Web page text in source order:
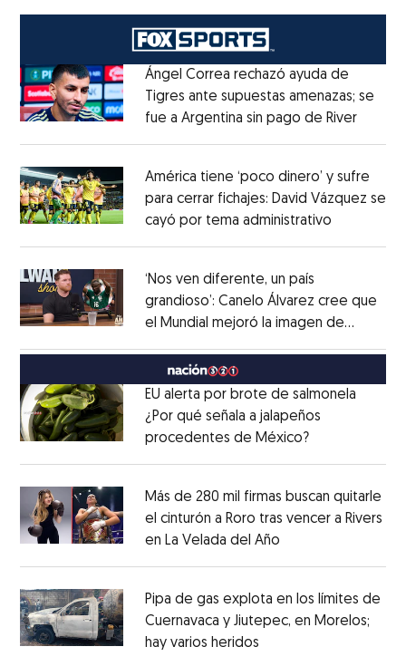
Ángel Correa rechazó ayuda de
Tigres ante supuestas amenazas; se
fue a Argentina sin pago de RiverOpens
América tiene ‘poco dinero’ y sufre
para cerrar fichajes: David Vázquez se
cayó por tema administrativo
‘Nos ven diferente, un país
grandioso’: Canelo Álvarez cree que
el Mundial mejoró la imagen de
EU alerta por brote de salmonela
¿Por qué señala a jalapeños
procedentes de México?Opens in new
Más de 280 mil firmas buscan quitarle
el cinturón a Roro tras vencer a Rivers
en La Velada del Año
Pipa de gas explota en los límites de
Cuernavaca y Jiutepec, en Morelos;
hay varios heridos